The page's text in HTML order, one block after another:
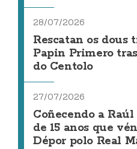
28/07/2026
Rescatan os dous
Papin Primero
do Centolo
27/07/2026
Coñecendo a
de 15 anos que
Dépor polo Real